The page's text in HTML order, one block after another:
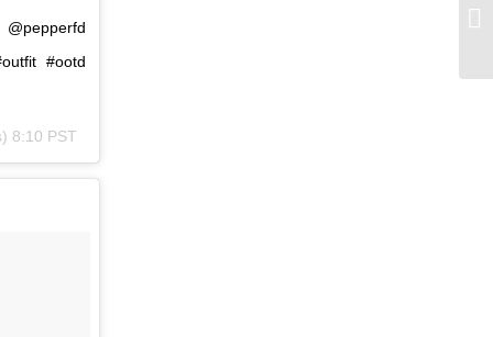
@pepperfd
#ootd
8:10 PST